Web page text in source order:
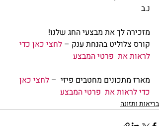
נ.ב
מזכירה לך את מבצעי החג שלנו!
קורס צלוליט בהנחת ענק – לחצי כאן כדי
לראות את  פרטי המבצע
מארז מתכונים מחטבים פיזי  – לחצי כאן
כדי לראות את  פרטי המבצע
בריאות ותזונה